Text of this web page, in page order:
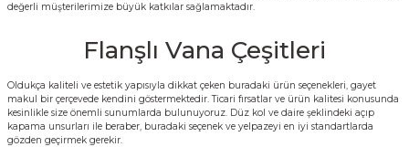
değerli müşterilerimize büyük katkılar sağlamaktadır.
Flanşlı Vana Çeşitleri
Oldukça kaliteli ve estetik yapısıyla dikkat çeken buradaki ürün seçenekleri, gayet
makul bir çerçevede kendini göstermektedir. Ticari fırsatlar ve ürün kalitesi konusunda
kesinlikle size önemli sunumlarda bulunuyoruz. Düz kol ve daire şeklindeki açıp
kapama unsurları ile beraber, buradaki seçenek ve yelpazeyi en iyi standartlarda
gözden geçirmek gerekir.